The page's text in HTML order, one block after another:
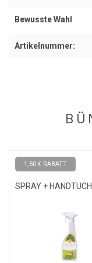
Sie ermöglichen es
die Ecken und
Bewusste Wahl
Artikelnummer:
1,50 € RABATT
SPRAY + HANDTUCH